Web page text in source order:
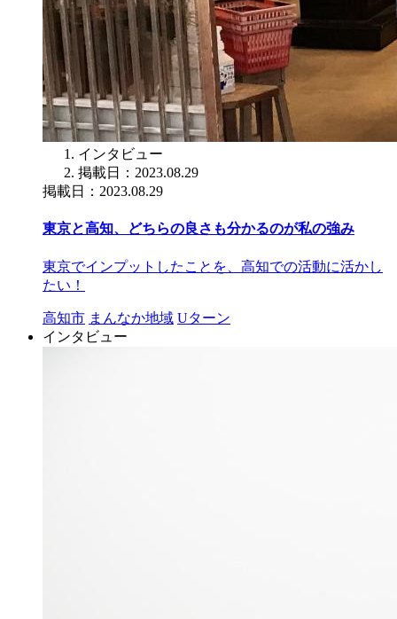
インタビュー
掲載日：2023.08.29
掲載日：2023.08.29
東京と高知、どちらの良さも分かるのが私の強み
東京でインプットしたことを、高知での活動に活かし
たい！
高知市 まんなか地域 Uターン
インタビュー